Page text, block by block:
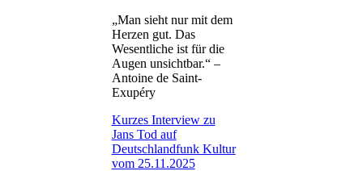
„Man sieht nur mit dem
Herzen gut. Das
Wesentliche ist für die
Augen unsichtbar.“ –
Antoine de Saint-
Exupéry
Kurzes Interview zu
Jans Tod auf
Deutschlandfunk Kultur
vom 25.11.2025